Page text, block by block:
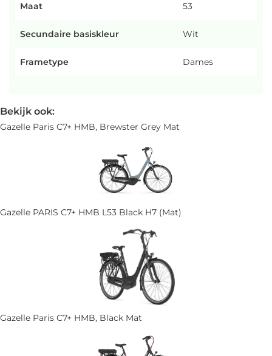
Maat 53
Secundaire basiskleur Wit
Frametype Dames
Bekijk ook:
Gazelle Paris C7+ HMB, Brewster Grey Mat
Gazelle PARIS C7+ HMB L53 Black H7 (Mat)
Gazelle Paris C7+ HMB, Black Mat